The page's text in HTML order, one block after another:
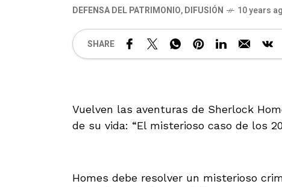
DEFENSA DEL PATRIMONIO,DIFUSIÓN 10 years
SHARE
Vuelven las aventuras de Sherlock
de su vida: “El misterioso caso de los
Homes debe resolver un misterioso